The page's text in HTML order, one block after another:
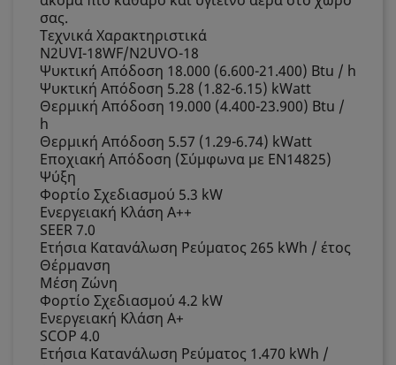
σας.
Τεχνικά Χαρακτηριστικά
Ν2UVI-18WF/Ν2UVO-18
Ψυκτική Απόδοση 18.000 (6.600-21.400) Btu / h
Ψυκτική Απόδοση 5.28 (1.82-6.15) kWatt
Θερμική Απόδοση 19.000 (4.400-23.900) Btu /
h
Θερμική Απόδοση 5.57 (1.29-6.74) kWatt
Εποχιακή Απόδοση (Σύμφωνα με ΕΝ14825)
Ψύξη
Φορτίο Σχεδιασμού 5.3 kW
Ενεργειακή Κλάση A++
SEER 7.0
Ετήσια Κατανάλωση Ρεύματος 265 kWh / έτος
Θέρμανση
Μέση Ζώνη
Φορτίο Σχεδιασμού 4.2 kW
Ενεργειακή Κλάση A+
SCOP 4.0
Ετήσια Κατανάλωση Ρεύματος 1.470 kWh /